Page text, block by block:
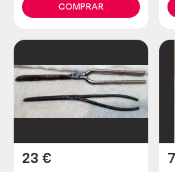
COMPRAR
23 €